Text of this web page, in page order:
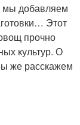
мы добавляем
Этот
прочно
культур. О
же расскажем